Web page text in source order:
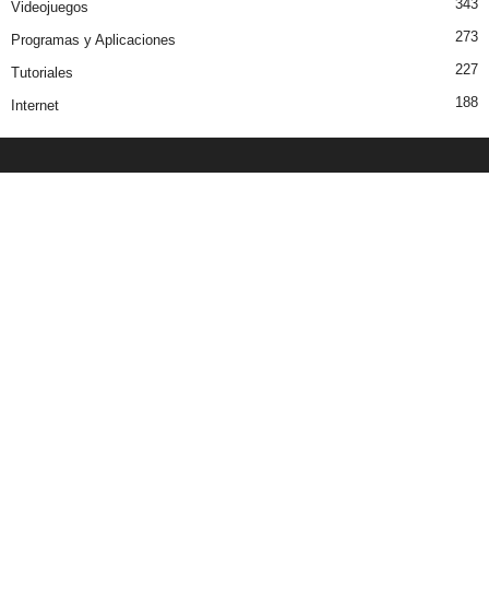
Videojuegos 343
Programas y Aplicaciones 273
Tutoriales 227
Internet 188